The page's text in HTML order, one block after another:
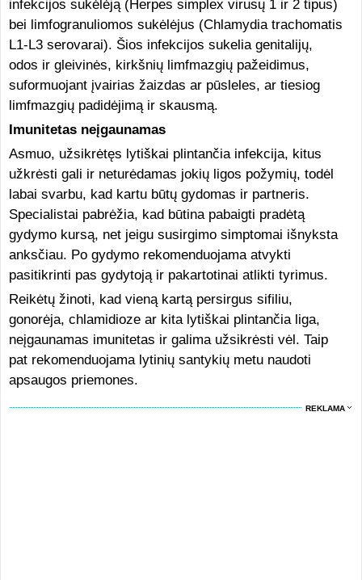
infekcijos sukėlėją (Herpes simplex virusų 1 ir 2 tipus)
bei limfogranuliomos sukėlėjus (Chlamydia trachomatis
L1-L3 serovarai). Šios infekcijos sukelia genitalijų,
odos ir gleivinės, kirkšnių limfmazgių pažeidimus,
suformuojant įvairias žaizdas ar pūsleles, ar tiesiog
limfmazgių padidėjimą ir skausmą.
Imunitetas neįgaunamas
Asmuo, užsikrėtęs lytiškai plintančia infekcija, kitus
užkrėsti gali ir neturėdamas jokių ligos požymių, todėl
labai svarbu, kad kartu būtų gydomas ir partneris.
Specialistai pabrėžia, kad būtina pabaigti pradėtą
gydymo kursą, net jeigu susirgimo simptomai išnyksta
anksčiau. Po gydymo rekomenduojama atvykti
pasitikrinti pas gydytoją ir pakartotinai atlikti tyrimus.
Reikėtų žinoti, kad vieną kartą persirgus sifiliu,
gonorėja, chlamidioze ar kita lytiškai plintančia liga,
neįgaunamas imunitetas ir galima užsikrėsti vėl. Taip
pat rekomenduojama lytinių santykių metu naudoti
apsaugos priemones.
REKLAMA